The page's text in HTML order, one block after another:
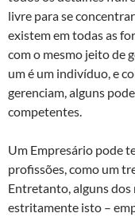
livre para se
existem em todas as
com o mesmo jeito de
um é um indivíduo, e
gerenciam, alguns
competentes.
Um Empresário pode
profissões, como um
Entretanto, alguns dos
estritamente isto –